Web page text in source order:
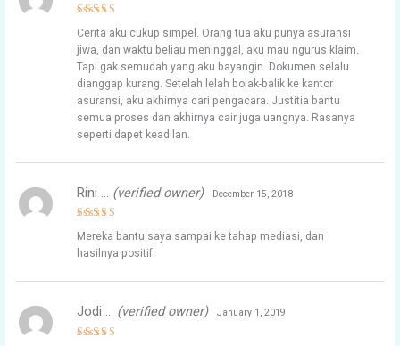
5
out of 5
Cerita aku cukup simpel. Orang tua aku punya asuransi
jiwa, dan waktu beliau meninggal, aku mau ngurus klaim.
Tapi gak semudah yang aku bayangin. Dokumen selalu
dianggap kurang. Setelah lelah bolak-balik ke kantor
asuransi, aku akhirnya cari pengacara. Justitia bantu
semua proses dan akhirnya cair juga uangnya. Rasanya
seperti dapet keadilan.
Rated
5
out of 5
Rini … (verified owner) December 15, 2018
Mereka bantu saya sampai ke tahap mediasi, dan
hasilnya positif.
Jodi … (verified owner) January 1, 2019